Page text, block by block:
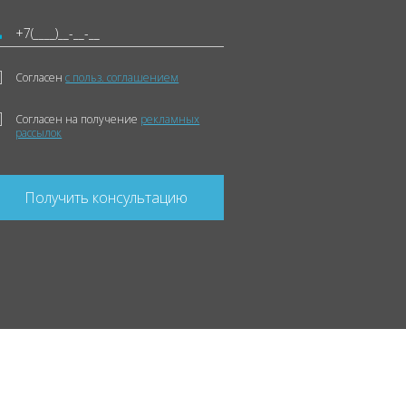
Согласенс польз. соглашением
Согласен на получение рекламных
рассылок
Получить консультацию